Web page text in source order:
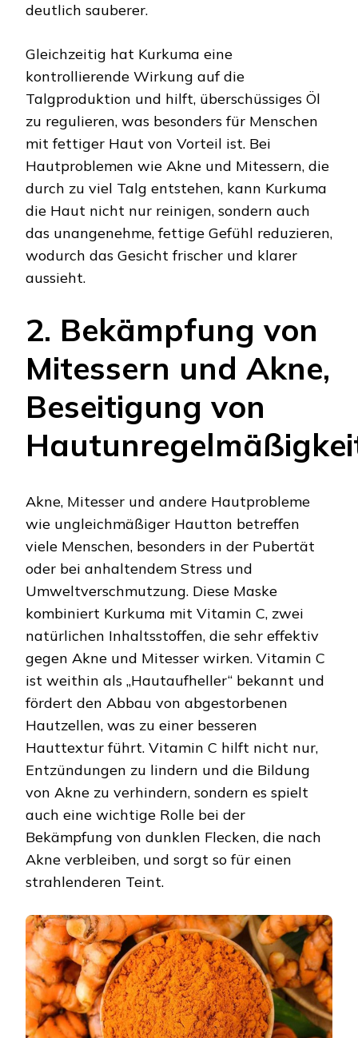
deutlich sauberer.
Gleichzeitig hat Kurkuma eine
kontrollierende Wirkung auf die
Talgproduktion und hilft, überschüssiges Öl
zu regulieren, was besonders für Menschen
mit fettiger Haut von Vorteil ist. Bei
Hautproblemen wie Akne und Mitessern, die
durch zu viel Talg entstehen, kann Kurkuma
die Haut nicht nur reinigen, sondern auch
das unangenehme, fettige Gefühl reduzieren,
wodurch das Gesicht frischer und klarer
aussieht.
2. Bekämpfung von
Mitessern und Akne,
Beseitigung von
Akne, Mitesser und andere Hautprobleme
wie ungleichmäßiger Hautton betreffen
viele Menschen, besonders in der Pubertät
oder bei anhaltendem Stress und
Umweltverschmutzung. Diese Maske
kombiniert Kurkuma mit Vitamin C, zwei
natürlichen Inhaltsstoffen, die sehr effektiv
gegen Akne und Mitesser wirken. Vitamin C
ist weithin als „Hautaufheller“ bekannt und
fördert den Abbau von abgestorbenen
Hautzellen, was zu einer besseren
Hauttextur führt. Vitamin C hilft nicht nur,
Entzündungen zu lindern und die Bildung
von Akne zu verhindern, sondern es spielt
auch eine wichtige Rolle bei der
Bekämpfung von dunklen Flecken, die nach
Akne verbleiben, und sorgt so für einen
strahlenderen Teint.